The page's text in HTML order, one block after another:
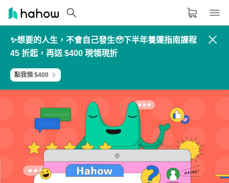
✨想要的人生，不會自己發生🥹下半年養運指南課程
45 折起，再送 $400 現領現折
點我領 $400
領域分類 大家都在學的領域
職場技能
其他領域
內容形式 選擇適合你的學習形式